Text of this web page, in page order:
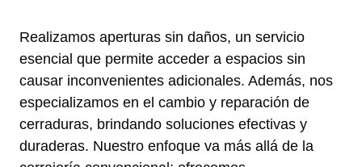
Realizamos aperturas sin daños, un servicio
esencial que permite acceder a espacios sin
causar inconvenientes adicionales. Además, nos
especializamos en el cambio y reparación de
cerraduras, brindando soluciones efectivas y
duraderas. Nuestro enfoque va más allá de la